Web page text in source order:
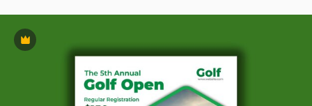
Premium